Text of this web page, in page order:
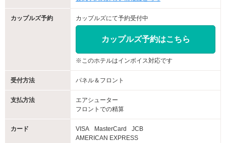
カップルズ予約 カップルズにて予約受付中
カップルズ予約はこちら
※このホテルはインボイス対応です
受付方法 パネル＆フロント
支払方法
エアシューター
フロントでの精算
カード VISA MasterCard
JCB
AMERICAN EXPRESS